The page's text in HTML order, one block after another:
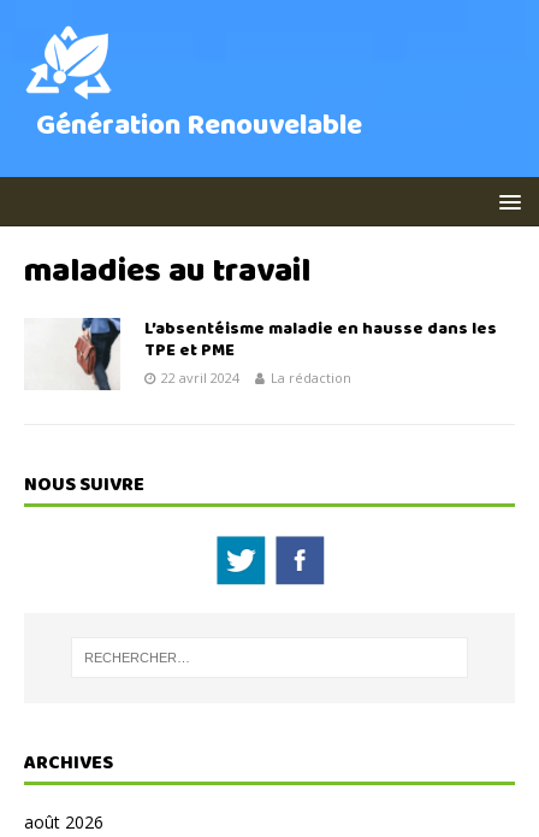
Génération Renouvelable
maladies au travail
L’absentéisme maladie en hausse dans les
TPE et PME
22 avril 2024 La rédaction
NOUS SUIVRE
ARCHIVES
août 2026